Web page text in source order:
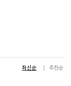
최신순 추천순